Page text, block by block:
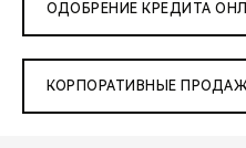
ОДОБРЕНИЕ КРЕДИТА
КОРПОРАТИВНЫЕ